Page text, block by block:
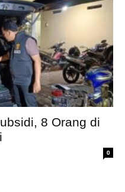
8 Orang di
0